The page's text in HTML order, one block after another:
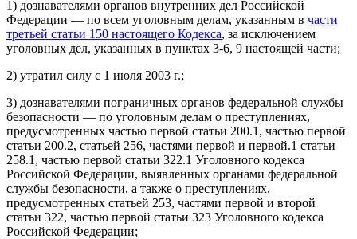
1) дознавателями органов внутренних дел Российской
Федерации — по всем уголовным делам, указанным в части
третьей статьи 150 настоящего Кодекса, за исключением
уголовных дел, указанных в пунктах 3-6, 9 настоящей части;
2) утратил силу с 1 июля 2003 г.;
3) дознавателями пограничных органов федеральной службы
безопасности — по уголовным делам о преступлениях,
предусмотренных частью первой статьи 200.1, частью первой
статьи 200.2, статьей 256, частями первой и первой.1 статьи
258.1, частью первой статьи 322.1 Уголовного кодекса
Российской Федерации, выявленных органами федеральной
службы безопасности, а также о преступлениях,
предусмотренных статьей 253, частями первой и второй
статьи 322, частью первой статьи 323 Уголовного кодекса
Российской Федерации;